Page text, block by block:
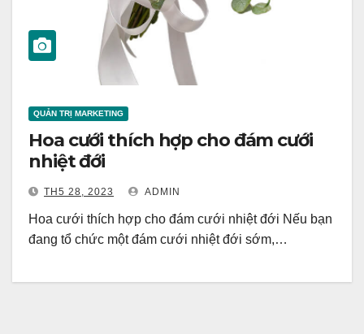
QUẢN TRỊ MARKETING
Hoa cưới thích hợp cho đám cưới
nhiệt đới
TH5 28, 2023 ADMIN
Hoa cưới thích hợp cho đám cưới nhiệt đới Nếu bạn
đang tổ chức một đám cưới nhiệt đới sớm,…